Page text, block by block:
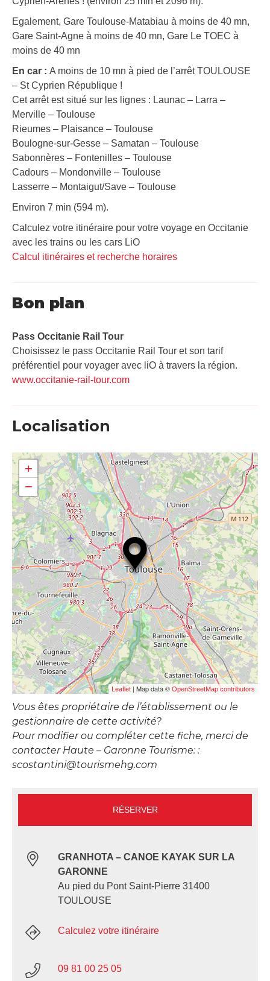
Egalement, Gare Toulouse-Matabiau à moins de 40 mn,
Gare Saint-Agne à moins de 40 mn, Gare Le TOEC à
moins de 40 mn
En car : A moins de 10 mn à pied de l’arrêt TOULOUSE
– St Cyprien République !
Cet arrêt est situé sur les lignes : Launac – Larra –
Merville – Toulouse
Rieumes – Plaisance – Toulouse
Boulogne-sur-Gesse – Samatan – Toulouse
Sabonnères – Fontenilles – Toulouse
Cadours – Mondonville – Toulouse
Lasserre – Montaigut/Save – Toulouse
Environ 7 min (594 m).
Calculez votre itinéraire pour votre voyage en Occitanie
avec les trains ou les cars LiO
Calcul itinéraires et recherche horaires
Bon plan
Pass Occitanie Rail Tour​
Choisissez le pass Occitanie Rail Tour et son tarif
préférentiel pour voyager avec liO à travers la région.
www.occitanie-rail-tour.com
Localisation
+
−
Leaflet | Map data © OpenStreetMap contributors
Vous êtes propriétaire de l’établissement ou le
gestionnaire de cette activité?
Pour modifier ou compléter cette fiche, merci de
contacter Haute – Garonne Tourisme: :
scostantini@tourismehg.com
RÉSERVER
GRANHOTA – CANOE KAYAK SUR LA
GARONNE
Au pied du Pont Saint-Pierre 31400
TOULOUSE
Calculez votre itinéraire
09 81 00 25 05